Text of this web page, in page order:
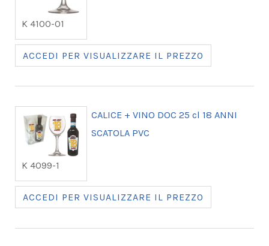
K 4100-01
ACCEDI PER VISUALIZZARE IL PREZZO
K 4099-1
CALICE + VINO DOC 25 cl 18 ANNI
SCATOLA PVC
ACCEDI PER VISUALIZZARE IL PREZZO